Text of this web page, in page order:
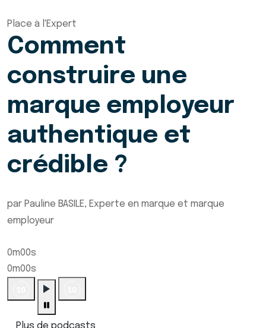
Place à l'Expert
Comment
construire une
marque employeur
authentique et
crédible ?
par Pauline BASILE, Experte en marque et marque
employeur
0m00s
0m00s
Plus de podcasts